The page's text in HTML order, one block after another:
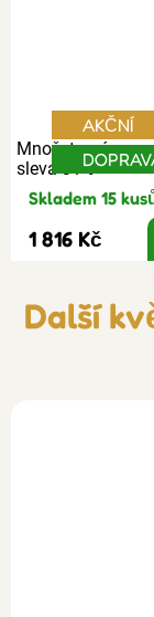
Množstevní
sleva 31%
AKČNÍ
Skladem 15
1 816 Kč
Další